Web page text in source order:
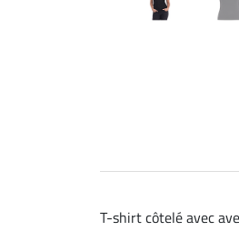
T-shirt côtelé avec